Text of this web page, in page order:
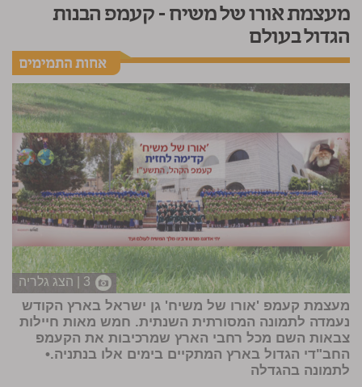
מעצמת אורו של משיח – קעמפ הבנות
הגדול בעולם
3 | הצג גלריה
מעצמת קעמפ 'אורו של משיח' גן ישראל בארץ הקודש
נעמדה לתמונה המסורתית השנתית. חמש מאות חיילות
צבאות השם מכל רחבי הארץ שמרכיבות את הקעמפ
החב"די הגדול בארץ המתקיים בימים אלו בנתניה.•
לתמונה בהגדלה